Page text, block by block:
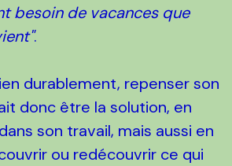
besoin de vacances que
.
durablement, repenser son
donc être la solution, en
son travail, mais aussi en
ou redécouvrir ce qui